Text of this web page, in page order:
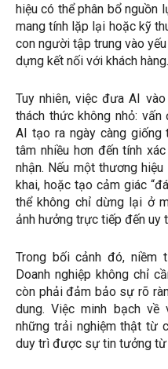
hiệu có thể phân bổ nguồn
mang tính lặp lại hoặc kỹ
con người tập trung vào
dựng kết nối với khách hàng.
Tuy nhiên, việc đưa AI
thách thức không nhỏ:
AI tạo ra ngày càng giống
tâm nhiều hơn đến tính
nhận. Nếu một thương
khai, hoặc tạo cảm giác
thể không chỉ dừng lại ở
ảnh hưởng trực tiếp đến uy
Trong bối cảnh đó, niềm
Doanh nghiệp không chỉ
còn phải đảm bảo sự rõ
dung. Việc minh bạch
những trải nghiệm thật từ
duy trì được sự tin tưởng từ